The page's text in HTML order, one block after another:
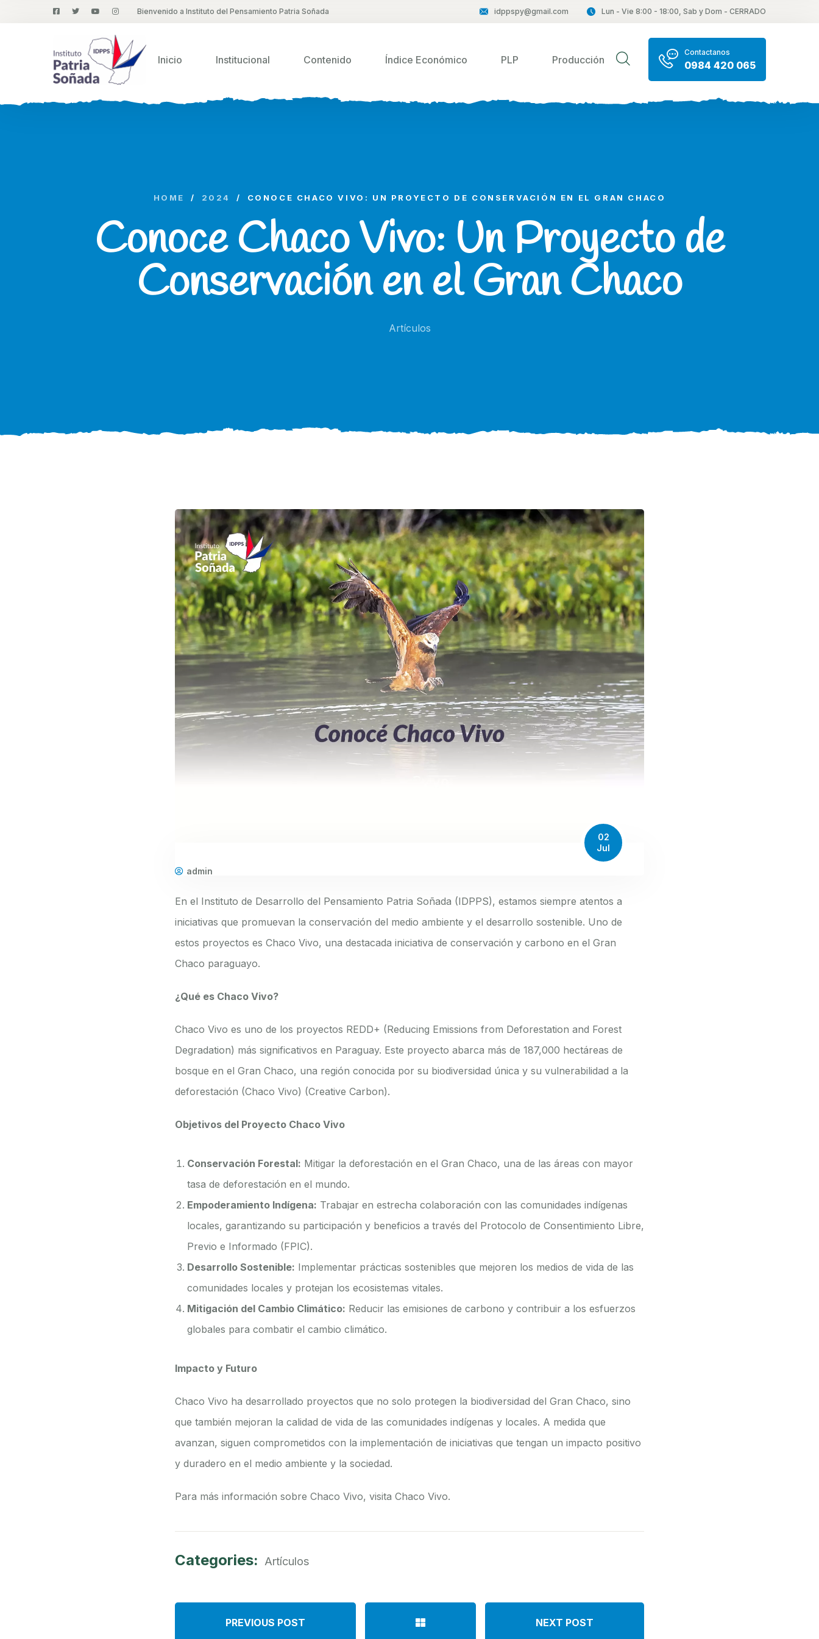
Bienvenido a Instituto del Pensamiento Patria Soñada idppspy@gmail.com Lun - Vie 8:00 - 18:00, Sab y Dom - CERRADO
Inicio Institucional Contenido Índice Económico PLP Producción
Contactanos
0984 420 065
HOME / 2024 / CONOCE CHACO VIVO: UN PROYECTO DE CONSERVACIÓN EN EL GRAN CHACO
Conoce Chaco Vivo: Un Proyecto de
Conservación en el Gran Chaco
Artículos
02
Jul
admin
En el Instituto de Desarrollo del Pensamiento Patria Soñada (IDPPS), estamos siempre atentos a
iniciativas que promuevan la conservación del medio ambiente y el desarrollo sostenible. Uno de
estos proyectos es Chaco Vivo, una destacada iniciativa de conservación y carbono en el Gran
Chaco paraguayo.
¿Qué es Chaco Vivo?
Chaco Vivo es uno de los proyectos REDD+ (Reducing Emissions from Deforestation and Forest
Degradation) más significativos en Paraguay. Este proyecto abarca más de 187,000 hectáreas de
bosque en el Gran Chaco, una región conocida por su biodiversidad única y su vulnerabilidad a la
deforestación​ (Chaco Vivo)​​ (Creative Carbon)​.
Objetivos del Proyecto Chaco Vivo
Conservación Forestal: Mitigar la deforestación en el Gran Chaco, una de las áreas con mayor
tasa de deforestación en el mundo.
Empoderamiento Indígena: Trabajar en estrecha colaboración con las comunidades indígenas
locales, garantizando su participación y beneficios a través del Protocolo de Consentimiento Libre,
Previo e Informado (FPIC).
Desarrollo Sostenible: Implementar prácticas sostenibles que mejoren los medios de vida de las
comunidades locales y protejan los ecosistemas vitales.
Mitigación del Cambio Climático: Reducir las emisiones de carbono y contribuir a los esfuerzos
globales para combatir el cambio climático.
Impacto y Futuro
Chaco Vivo ha desarrollado proyectos que no solo protegen la biodiversidad del Gran Chaco, sino
que también mejoran la calidad de vida de las comunidades indígenas y locales. A medida que
avanzan, siguen comprometidos con la implementación de iniciativas que tengan un impacto positivo
y duradero en el medio ambiente y la sociedad.
Para más información sobre Chaco Vivo, visita Chaco Vivo.
Categories: Artículos
PREVIOUS POST NEXT POST